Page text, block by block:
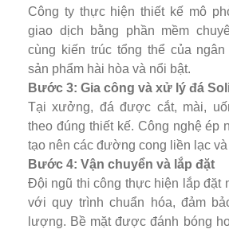
Công ty thực hiện thiết kế mô
giao dịch bằng phần mềm
cùng kiến trúc tổng thể của
sản phẩm hài hòa và nổi bật.
Bước 3: Gia công và xử lý đá
Tại xưởng, đá được cắt, mài,
theo đúng thiết kế. Công nghệ ép
tạo nên các đường cong liền lạc và
Bước 4: Vận chuyển và lắp đặt
Đội ngũ thi công thực hiện lắp đặt
với quy trình chuẩn hóa, đảm
lượng. Bề mặt được đánh bóng